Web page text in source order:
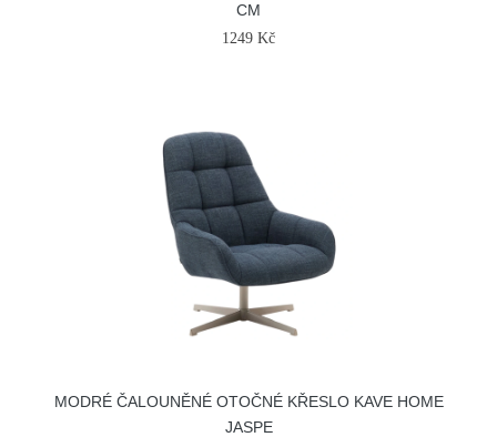
CM
1249 Kč
MODRÉ ČALOUNĚNÉ OTOČNÉ KŘESLO KAVE HOME
JASPE